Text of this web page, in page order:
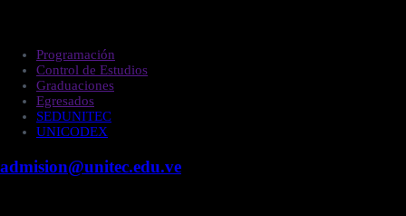
Programación
Control de Estudios
Graduaciones
Egresados
SEDUNITEC
UNICODEX
admision@unitec.edu.ve